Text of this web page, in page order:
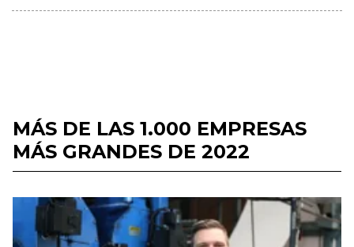
MÁS DE LAS 1.000 EMPRESAS
MÁS GRANDES DE 2022